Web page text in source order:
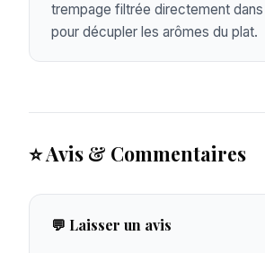
trempage filtrée directement
pour décupler les arômes du plat.
⭐ Avis & Commentaires
💬 Laisser un avis